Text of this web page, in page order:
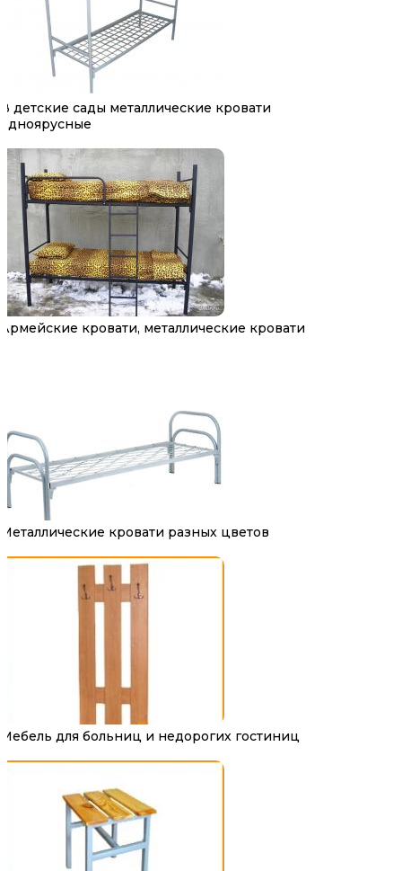
В детские сады металлические кровати
одноярусные
Армейские кровати, металлические кровати
Металлические кровати разных цветов
Мебель для больниц и недорогих гостиниц